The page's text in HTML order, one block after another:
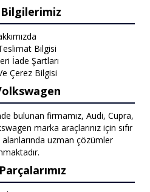
Bilgisi
İade Şartları
Çerez Bilgisi
bulunan firmamız, Audi, Cupra,
marka araçlarınız için sıfır
uzman çözümler